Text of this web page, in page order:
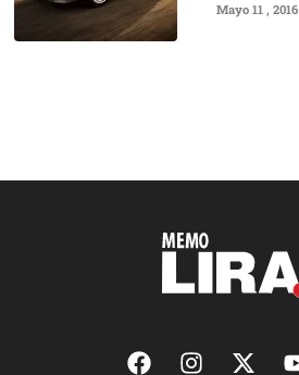
Mayo 11 , 2016